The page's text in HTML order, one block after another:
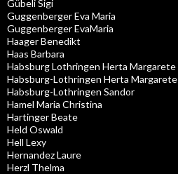
Gübeli Sigi
Guggenberger Eva Maria
Guggenberger EvaMaria
Haager Benedikt
Haas Barbara
Habsburg Lothringen Herta Margarete
Habsburg-Lothringen Herta Margarete
Habsburg-Lothringen Sandor
Hamel Maria Christina
Hartinger Beate
Held Oswald
Hell Lexy
Hernandez Laure
Herzl Thelma